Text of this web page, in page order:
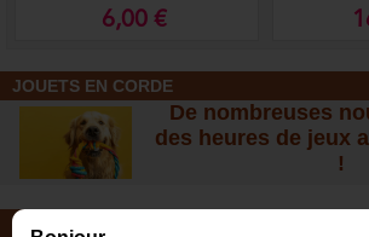
6,00 €
JOUETS EN CORDE
De nombreuses
des heures de jeux
!
SOINS ET SHAMPOOING